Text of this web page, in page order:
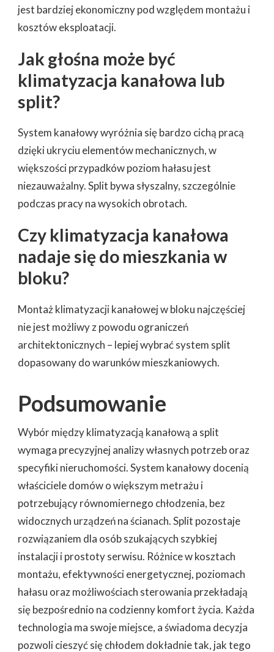
jest bardziej ekonomiczny pod względem montażu i
kosztów eksploatacji.
Jak głośna może być
klimatyzacja kanałowa lub
split?
System kanałowy wyróżnia się bardzo cichą pracą
dzięki ukryciu elementów mechanicznych, w
większości przypadków poziom hałasu jest
niezauważalny. Split bywa słyszalny, szczególnie
podczas pracy na wysokich obrotach.
Czy klimatyzacja kanałowa
nadaje się do mieszkania w
bloku?
Montaż klimatyzacji kanałowej w bloku najczęściej
nie jest możliwy z powodu ograniczeń
architektonicznych – lepiej wybrać system split
dopasowany do warunków mieszkaniowych.
Podsumowanie
Wybór między klimatyzacją kanałową a split
wymaga precyzyjnej analizy własnych potrzeb oraz
specyfiki nieruchomości. System kanałowy docenią
właściciele domów o większym metrażu i
potrzebujący równomiernego chłodzenia, bez
widocznych urządzeń na ścianach. Split pozostaje
rozwiązaniem dla osób szukających szybkiej
instalacji i prostoty serwisu. Różnice w kosztach
montażu, efektywności energetycznej, poziomach
hałasu oraz możliwościach sterowania przekładają
się bezpośrednio na codzienny komfort życia. Każda
technologia ma swoje miejsce, a świadoma decyzja
pozwoli cieszyć się chłodem dokładnie tak, jak tego